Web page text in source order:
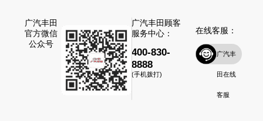
广汽丰田
官方微信
公众号
广汽丰田顾客
服务中心：
400-830-
8888
(手机拨打)
在线客服：
广汽丰
田在线
客服